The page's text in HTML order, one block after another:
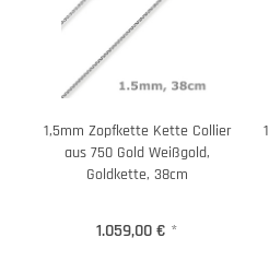
1,5mm Zopfkette Kette Collier
aus 750 Gold Weißgold,
Goldkette, 38cm
1.059,00 € *